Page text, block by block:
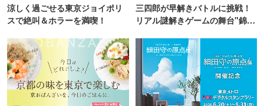
涼しく過ごせる東京ジョイポリ
スで絶叫＆ホラーを満喫！
三四郎が早解きバトルに挑戦！
リアル謎解きゲームの舞台"錦糸